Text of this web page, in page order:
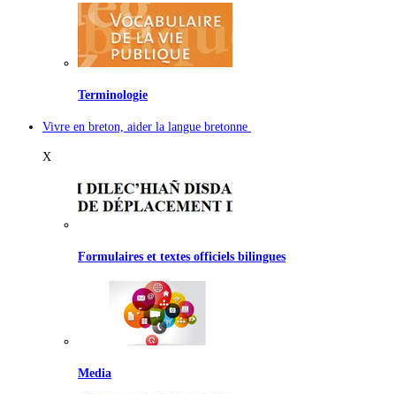
Terminologie
Vivre en breton, aider la langue bretonne
X
Formulaires et textes officiels bilingues
Media